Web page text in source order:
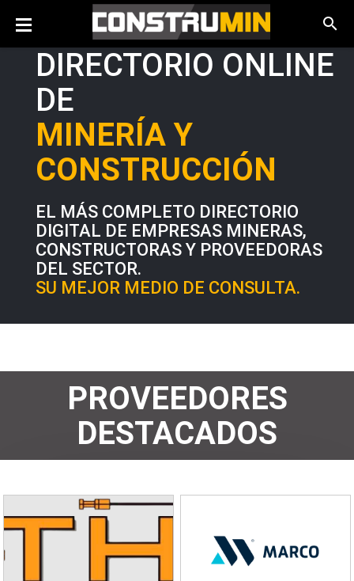
DIRECTORIO ONLINE
DE
MINERÍA Y
CONSTRUCCIÓN
EL MÁS COMPLETO DIRECTORIO
DIGITAL DE EMPRESAS MINERAS,
CONSTRUCTORAS Y PROVEEDORAS
DEL SECTOR.
SU MEJOR MEDIO DE CONSULTA.
PROVEEDORES
DESTACADOS